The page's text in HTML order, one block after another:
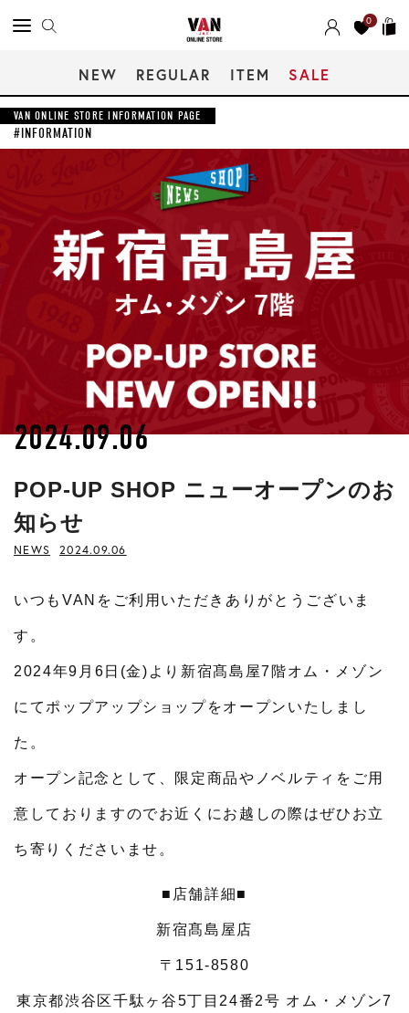
0
NEW REGULAR ITEM SALE
VAN ONLINE STORE INFORMATION PAGE
#INFORMATION
2024.09.06
POP-UP SHOP ニューオープンのお
知らせ
NEWS 2024.09.06
いつもVANをご利用いただきありがとうございま
す。
2024年9月6日(金)より新宿髙島屋7階オム・メゾン
にてポップアップショップをオープンいたしまし
た。
オープン記念として、限定商品やノベルティをご用
意しておりますのでお近くにお越しの際はぜひお立
ち寄りくださいませ。
■店舗詳細■
新宿髙島屋店
〒151-8580
東京都渋谷区千駄ヶ谷5丁目24番2号 オム・メゾン7